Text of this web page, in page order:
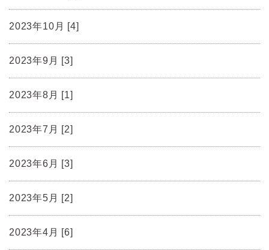
2023年10月 [4]
2023年9月 [3]
2023年8月 [1]
2023年7月 [2]
2023年6月 [3]
2023年5月 [2]
2023年4月 [6]